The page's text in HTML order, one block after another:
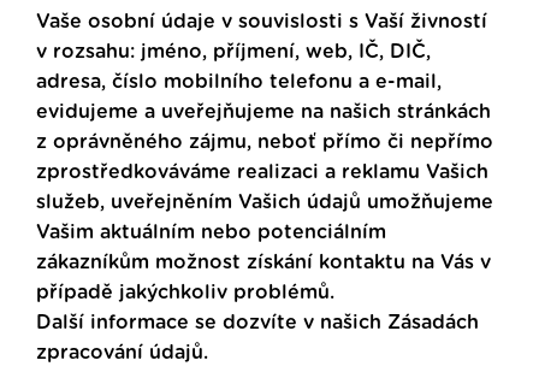
Vaše osobní údaje v souvislosti s Vaší živností
v rozsahu: jméno, příjmení, web, IČ, DIČ,
adresa, číslo mobilního telefonu a e-mail,
evidujeme a uveřejňujeme na našich stránkách
z oprávněného zájmu, neboť přímo či nepřímo
zprostředkováváme realizaci a reklamu Vašich
služeb, uveřejněním Vašich údajů umožňujeme
Vašim aktuálním nebo potenciálním
zákazníkům možnost získání kontaktu na Vás v
případě jakýchkoliv problémů.
Další informace se dozvíte v našich Zásadách
zpracování údajů.